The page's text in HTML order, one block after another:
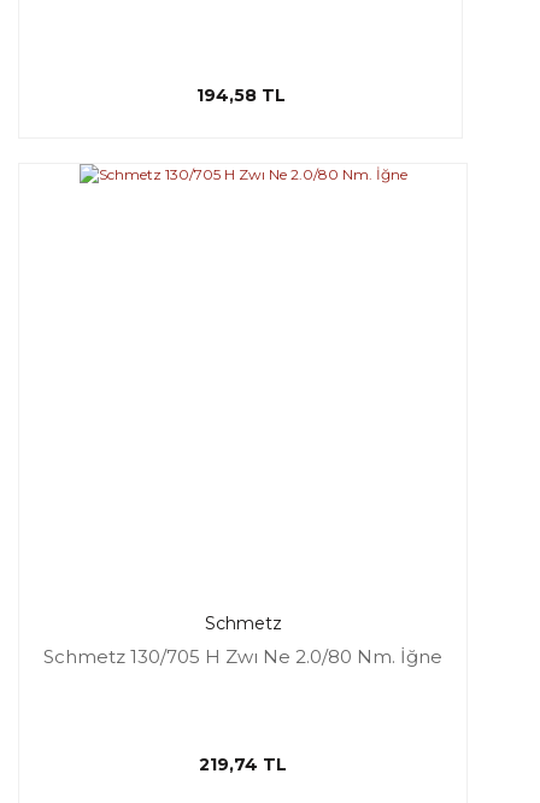
194,58 TL
Schmetz
Schmetz 130/705 H Zwı Ne 2.0/80 Nm. İğne
219,74 TL